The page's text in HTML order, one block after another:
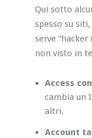
Qui sotto
spesso su
serve
non visto in
Access
cambia un
altri.
Account